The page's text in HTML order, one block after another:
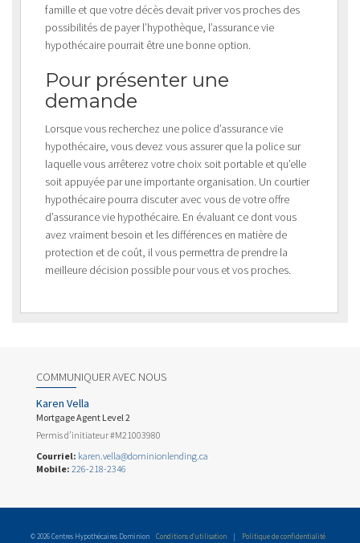
famille et que votre décès devait priver vos proches des
possibilités de payer l’hypothèque, l’assurance vie
hypothécaire pourrait être une bonne option.
Pour présenter une
demande
Lorsque vous recherchez une police d’assurance vie
hypothécaire, vous devez vous assurer que la police sur
laquelle vous arrêterez votre choix soit portable et qu’elle
soit appuyée par une importante organisation. Un courtier
hypothécaire pourra discuter avec vous de votre offre
d’assurance vie hypothécaire. En évaluant ce dont vous
avez vraiment besoin et les différences en matière de
protection et de coût, il vous permettra de prendre la
meilleure décision possible pour vous et vos proches.
COMMUNIQUER AVEC NOUS
Karen Vella
Mortgage Agent Level 2
Permis d’initiateur #M21003980
Courriel: karen.vella@dominionlending.ca
Mobile: 226-218-2346
© 2026 Centres Hypothécaires Dominion Conditions d’utilisation | Politique de confidentialité